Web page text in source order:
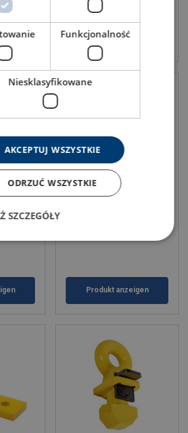
Produkt anzeigen
- 15 t
Haken zum Heben von
Produkt anzeigen
Funkcjonalność
Niesklasyfikowane
AKCEPTUJ WSZYSTKIE
ODRZUĆ WSZYSTKIE
SZCZEGÓŁY